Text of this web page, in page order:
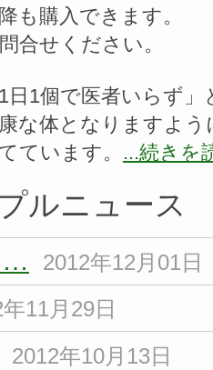
も購入できます。
合せください。
1日1個で医者いらず
な体となりますよ
ています。 ...続きを
ルニュース
… 2012年12月01日
11月29日
2012年10月13日